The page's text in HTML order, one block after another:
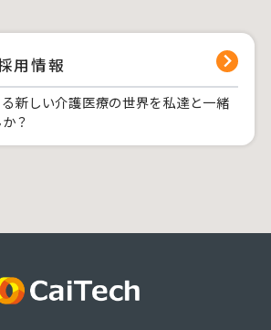
用情報
新しい介護医療の世界を私達と一緒
？